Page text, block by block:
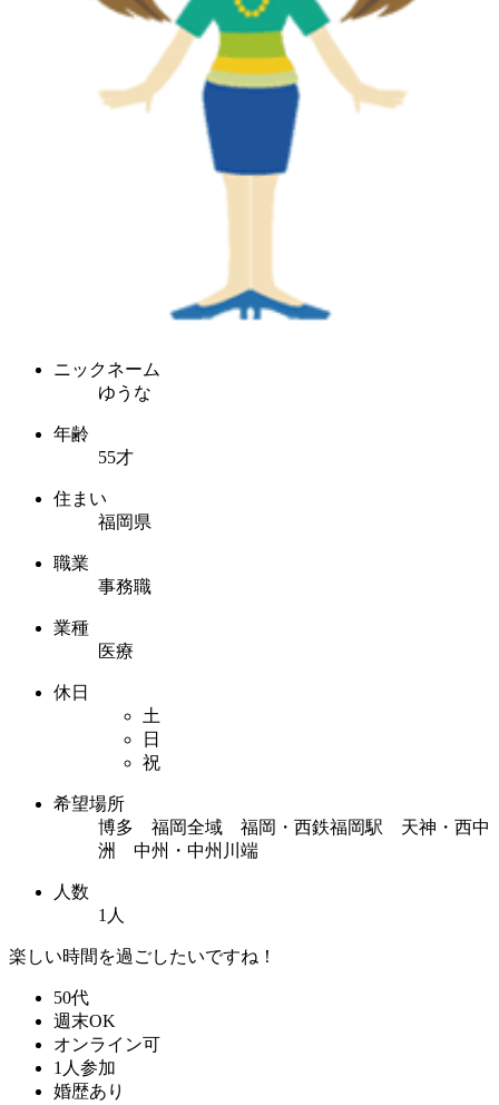
ニックネーム
ゆうな
年齢
55才
住まい
福岡県
職業
事務職
業種
医療
休日
土
日
祝
希望場所
博多 福岡全域 福岡・西鉄福岡駅 天神・西中
洲 中州・中州川端
人数
1人
楽しい時間を過ごしたいですね！
50代
週末OK
オンライン可
1人参加
婚歴あり